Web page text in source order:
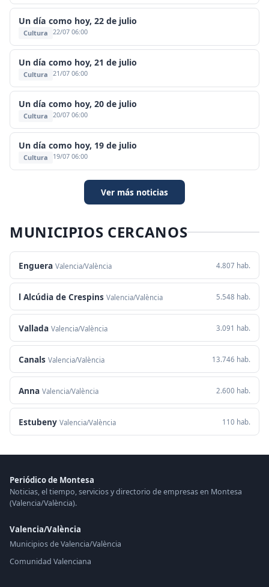
Un día como hoy, 22 de julio
Cultura 22/07 06:00
Un día como hoy, 21 de julio
Cultura 21/07 06:00
Un día como hoy, 20 de julio
Cultura 20/07 06:00
Un día como hoy, 19 de julio
Cultura 19/07 06:00
Ver más noticias
MUNICIPIOS CERCANOS
Enguera Valencia/València 4.807 hab.
l Alcúdia de Crespins Valencia/València 5.548 hab.
Vallada Valencia/València 3.091 hab.
Canals Valencia/València 13.746 hab.
Anna Valencia/València 2.600 hab.
Estubeny Valencia/València 110 hab.
Periódico de Montesa
Noticias, el tiempo, servicios y directorio de empresas en Montesa
(Valencia/València).
Valencia/València
Municipios de Valencia/València
Comunidad Valenciana